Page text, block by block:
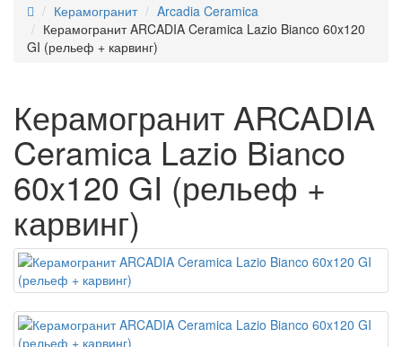
Керамогранит
Arcadia Ceramica
Керамогранит ARCADIA Ceramica Lazio Bianco 60x120
GI (рельеф + карвинг)
Керамогранит ARCADIA
Ceramica Lazio Bianco
60x120 GI (рельеф +
карвинг)